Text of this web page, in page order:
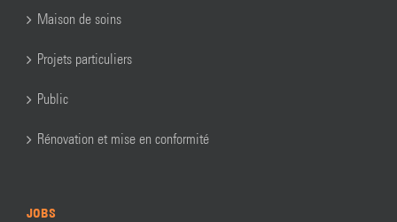
Maison de soins
Projets particuliers
Public
Rénovation et mise en conformité
JOBS